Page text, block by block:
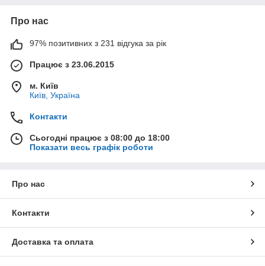
Про нас
97% позитивних з 231 відгука за рік
Працює з 23.06.2015
м. Київ
Київ, Україна
Контакти
Сьогодні працює з 08:00 до 18:00
Показати весь графік роботи
Про нас
Контакти
Доставка та оплата